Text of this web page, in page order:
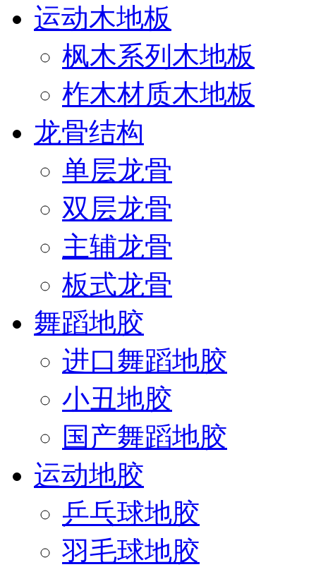
运动木地板
枫木系列木地板
柞木材质木地板
龙骨结构
单层龙骨
双层龙骨
主辅龙骨
板式龙骨
舞蹈地胶
进口舞蹈地胶
小丑地胶
国产舞蹈地胶
运动地胶
乒乓球地胶
羽毛球地胶